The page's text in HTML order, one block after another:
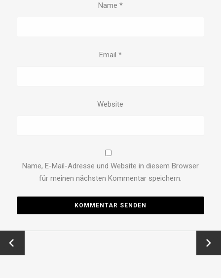
Name *
Email *
Website
Name, E-Mail-Adresse und Website in diesem Browser
für meinen nächsten Kommentar speichern.
←
Zurück
Vor →